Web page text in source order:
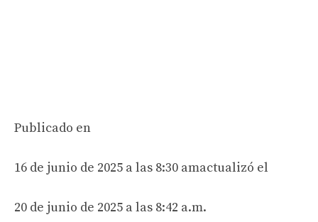
Publicado en
16 de junio de 2025 a las 8:30 amactualizó el
20 de junio de 2025 a las 8:42 a.m.